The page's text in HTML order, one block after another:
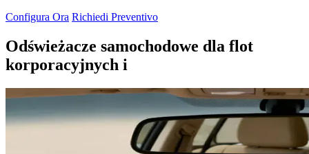
Configura Ora Richiedi Preventivo
Odświeżacze samochodowe dla flot
korporacyjnych i